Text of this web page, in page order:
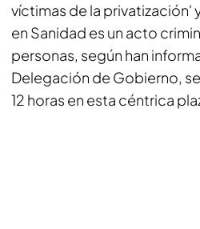
víctimas de la privatización'
en Sanidad es un acto
personas, según han
Delegación de Gobierno,
12 horas en esta céntrica